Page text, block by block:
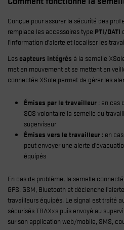
Conçue pour assurer la sécurité des
remplace les accessoires type PTI/DATI
l’information d’alerte et localiser les
Les capteurs intégrés à la semelle
met en mouvement et se mettent en
connectée XSole permet de gérer les
Émises par le travailleur : en cas
SOS volontaire la semelle du
superviseur
Émises vers le travailleur : en
peut envoyer une alerte
équipés
En cas de problème, la semelle
GPS, GSM, Bluetooth et déclenche
travailleurs équipés. Le signal est traité
sécurisés TRAXxs puis envoyé au
sur son application web/mobile, SMS,